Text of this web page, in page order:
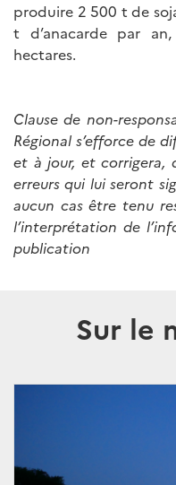
produire 2 500 t de
t d’anacarde par
hectares.
Clause de non-
Régional s’efforce de
et à jour, et corrigera,
erreurs qui lui seront
aucun cas être tenu
l’interprétation de
publication
Sur le